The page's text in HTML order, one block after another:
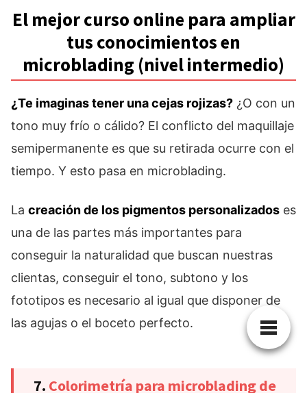
El mejor curso online para ampliar
tus conocimientos en
microblading (nivel intermedio)
¿Te imaginas tener una cejas rojizas? ¿O con un
tono muy frío o cálido? El conflicto del maquillaje
semipermanente es que su retirada ocurre con el
tiempo. Y esto pasa en microblading.
La creación de los pigmentos personalizados es
una de las partes más importantes para
conseguir la naturalidad que buscan nuestras
clientas, conseguir el tono, subtono y los
fototipos es necesario al igual que disponer de
las agujas o el boceto perfecto.
7. Colorimetría para microblading de